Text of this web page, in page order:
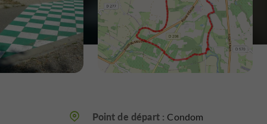
Point de départ : Condom